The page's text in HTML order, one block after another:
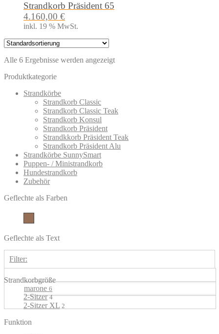
Strandkorb Präsident 65
4.160,00 €
inkl. 19 % MwSt.
Alle 6 Ergebnisse werden angezeigt
Produktkategorie
Strandkörbe
Strandkorb Classic
Strandkorb Classic Teak
Strandkorb Konsul
Strandkorb Präsident
Strandkkorb Präsident Teak
Strandkorb Präsident Alu
Strandkörbe SunnySmart
Puppen- / Ministrandkorb
Hundestrandkorb
Zubehör
Geflechte als Farben
Geflechte als Text
Filter:
marone 6
Strandkorbgröße
2-Sitzer 4
2-Sitzer XL 2
Funktion